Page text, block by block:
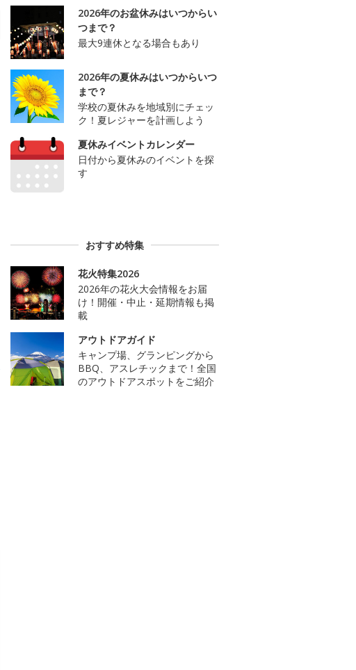
2026年のお盆休みはいつからい
つまで？
最大9連休となる場合もあり
2026年の夏休みはいつからいつ
まで？
学校の夏休みを地域別にチェッ
ク！夏レジャーを計画しよう
夏休みイベントカレンダー
日付から夏休みのイベントを探
す
おすすめ特集
花火特集2026
2026年の花火大会情報をお届
け！開催・中止・延期情報も掲
載
アウトドアガイド
キャンプ場、グランピングから
BBQ、アスレチックまで！全国
のアウトドアスポットをご紹介